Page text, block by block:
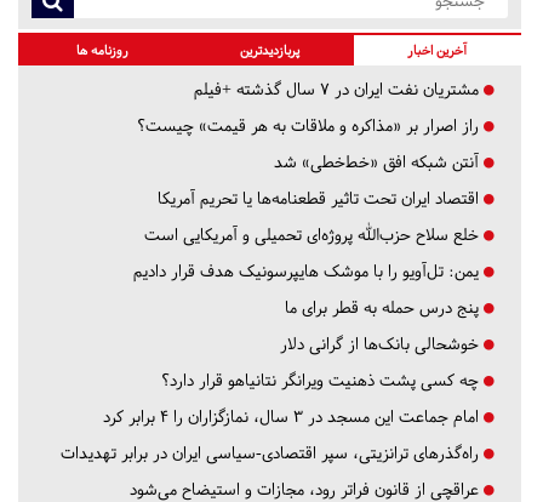
آخرین اخبار پربازدیدترین روزنامه ها
مشتریان نفت ایران در ۷ سال گذشته +فیلم
راز اصرار بر «مذاکره و ملاقات به هر قیمت» چیست؟
آنتن شبکه افق «خط‌خطی» شد
اقتصاد ایران تحت تاثیر قطعنامه‌ها یا تحریم‌ آمریکا
خلع سلاح حزب‌الله پروژه‌ای تحمیلی و آمریکایی است
یمن: تل‌آویو را با موشک هایپرسونیک هدف قرار دادیم
پنج درس‌ حمله به قطر برای ما
خوشحالی بانک‌ها از گرانی دلار
چه کسی پشت ذهنیت ویرانگر نتانیاهو قرار دارد؟
امام جماعت این مسجد در ۳ سال، نمازگزاران را ۴ برابر کرد
راه‌گذرهای ترانزیتی، سپر اقتصادی-سیاسی ایران در برابر تهدیدات
عراقچی از قانون فراتر رود، مجازات و استیضاح می‌شود